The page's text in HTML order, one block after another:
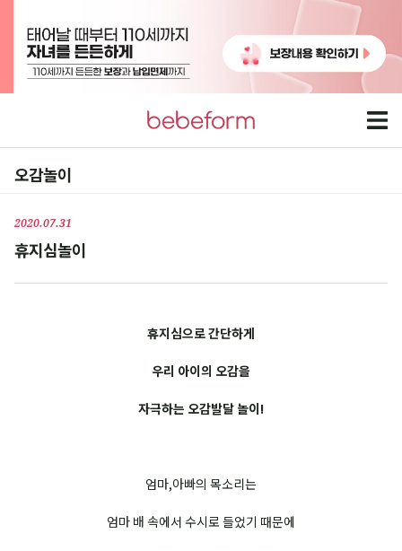
오감놀이
2020.07.31
휴지심놀이
휴지심으로 간단하게
우리 아이의 오감을
자극하는 오감발달 놀이!
엄마,아빠의 목소리는
엄마 배 속에서 수시로 들었기 때문에